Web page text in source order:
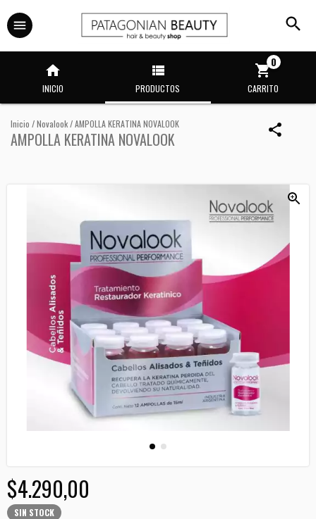
INICIO PRODUCTOS CARRITO
0
Inicio /Novalook/AMPOLLA KERATINA NOVALOOK
AMPOLLA KERATINA NOVALOOK
$4.290,00
SIN STOCK